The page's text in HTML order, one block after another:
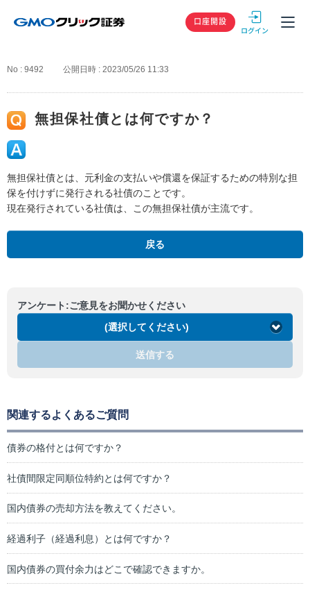
GMOクリック
口座開設
No : 9492 公開日時 : 2023/05/26 11:33
無担保社債とは何ですか？
無担保社債とは、元利金の支払いや償還を保証するための特別な担
保を付けずに発行される社債のことです。
現在発行されている社債は、この無担保社債が主流です。
戻る
アンケート:ご意見をお聞かせください
(選択してください)
送信する
関連するよくあるご質問
債券の格付とは何ですか？
社債間限定同順位特約とは何ですか？
国内債券の売却方法を教えてください。
経過利子（経過利息）とは何ですか？
国内債券の買付余力はどこで確認できますか。